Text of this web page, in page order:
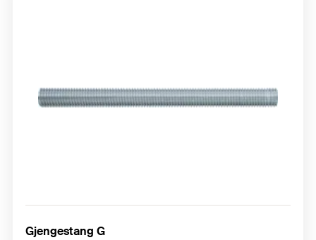
Gjengestang G